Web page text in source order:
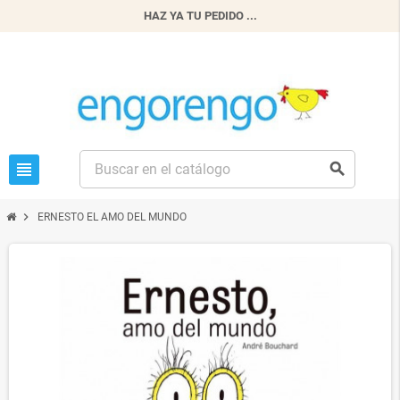
HAZ YA TU PEDIDO ...
view_headline search
chevron_right ERNESTO EL AMO DEL MUNDO